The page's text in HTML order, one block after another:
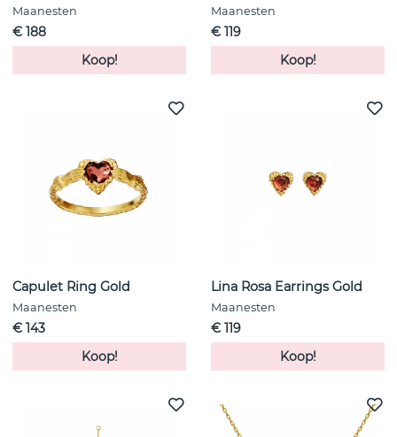
Maanesten
€ 188
Koop!
Maanesten
€ 119
Koop!
Capulet Ring Gold
Maanesten
€ 143
Koop!
Lina Rosa Earrings Gold
Maanesten
€ 119
Koop!